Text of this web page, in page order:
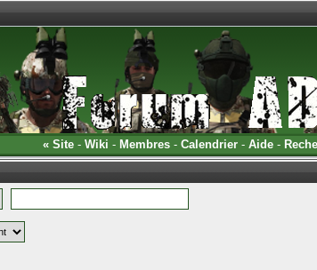
« Site - Wiki - Membres - Calendrier - Aide -